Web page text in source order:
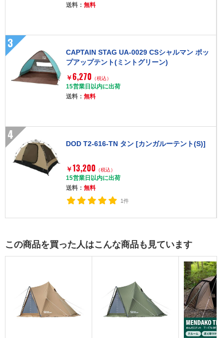
送料：無料
3
CAPTAIN STAG UA-0029 CSシャルマン ポッ
プアップテント(ミントグリーン)
￥ 6,270 （税込）
15営業日以内に出荷
送料：無料
4
DOD T2-616-TN タン [カンガルーテント(S)]
￥ 13,200 （税込）
15営業日以内に出荷
送料：無料
1件
この商品を買った人はこんな商品も見ています